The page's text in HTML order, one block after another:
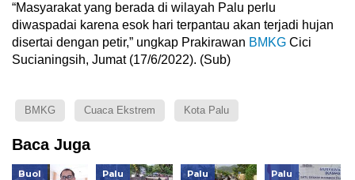
“Masyarakat yang berada di wilayah Palu perlu
diwaspadai karena esok hari terpantau akan terjadi hujan
disertai dengan petir,” ungkap Prakirawan BMKG Cici
Sucianingsih, Jumat (17/6/2022). (Sub)
BMKG Cuaca Ekstrem Kota Palu
Baca Juga
Buol Palu Palu Palu